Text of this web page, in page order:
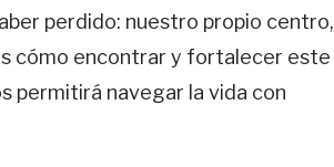
perdido: nuestro propio centro,
cómo encontrar y fortalecer este
permitirá navegar la vida con